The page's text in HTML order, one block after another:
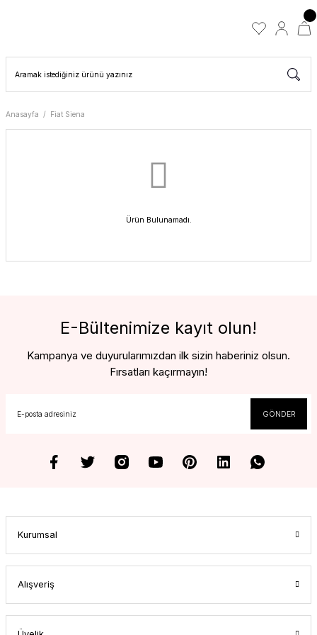
Anasayfa Fiat Siena
Ürün Bulunamadı.
E-Bültenimize kayıt olun!
Kampanya ve duyurularımızdan ilk sizin haberiniz olsun.
Fırsatları kaçırmayın!
GÖNDER
Kurumsal
Alışveriş